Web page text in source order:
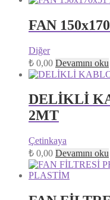
FAN
Diğer
₺ 0,00 Devamını oku
DELİKLİ
2MT
Çetinkaya
₺ 0,00 Devamını oku